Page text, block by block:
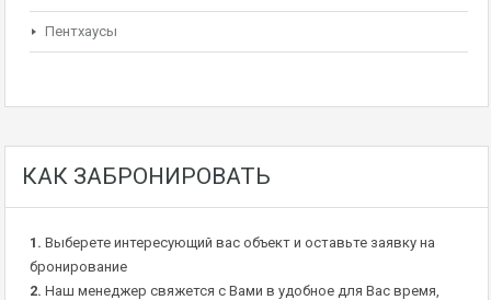
Пентхаусы
КАК ЗАБРОНИРОВАТЬ
1. Выберете интересующий вас объект и оставьте заявку на
бронирование
2. Наш менеджер свяжется с Вами в удобное для Вас время,